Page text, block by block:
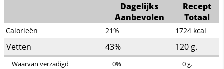
Dagelijks
Aanbevolen
Recept
Totaal
Calorieën 21% 1724 kcal
Vetten 43% 120 g.
Waarvan verzadigd 0% 0g.